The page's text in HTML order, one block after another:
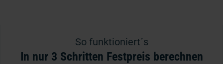
So funktioniert´s
In nur 3 Schritten Festpreis berechnen